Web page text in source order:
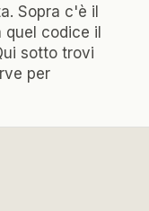
Sopra c'è il
codice il
sotto trovi
per